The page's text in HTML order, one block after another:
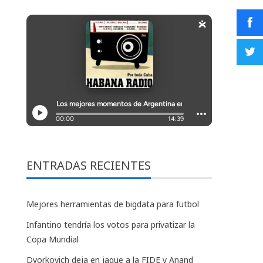
ENTRADAS RECIENTES
Mejores herramientas de bigdata para futbol
Infantino tendría los votos para privatizar la
Copa Mundial
Dvorkovich deja en jaque a la FIDE y Anand